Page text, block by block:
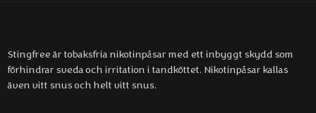
Stingfree är tobaksfria nikotinpåsar med ett inbyggt skydd som
förhindrar sveda och irritation i tandköttet. Nikotinpåsar kallas
även vitt snus och helt vitt snus.